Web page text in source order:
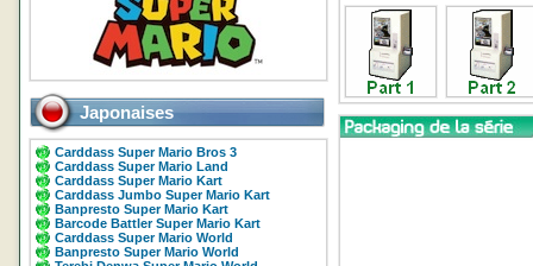
Japonaises
Carddass Super Mario Bros 3
Carddass Super Mario Land
Carddass Super Mario Kart
Carddass Jumbo Super Mario Kart
Banpresto Super Mario Kart
Barcode Battler Super Mario Kart
Carddass Super Mario World
Banpresto Super Mario World